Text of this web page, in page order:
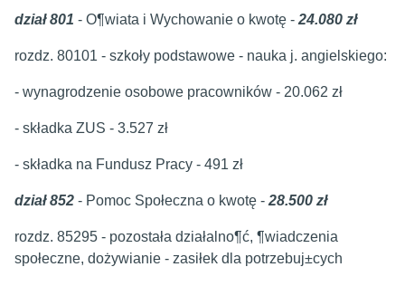
dział 801 - O¶wiata i Wychowanie o kwotę - 24.080 zł
rozdz. 80101 - szkoły podstawowe - nauka j. angielskiego:
- wynagrodzenie osobowe pracowników - 20.062 zł
- składka ZUS - 3.527 zł
- składka na Fundusz Pracy - 491 zł
dział 852 - Pomoc Społeczna o kwotę - 28.500 zł
rozdz. 85295 - pozostała działalno¶ć, ¶wiadczenia
społeczne, dożywianie - zasiłek dla potrzebuj±cych